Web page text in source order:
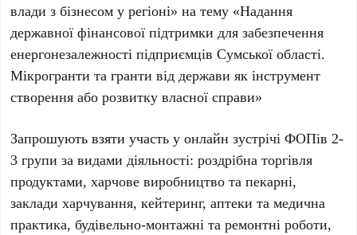
влади з бізнесом у регіоні» на тему «Надання
державної фінансової підтримки для забезпечення
енергонезалежності підприємців Сумської області.
Мікрогранти та гранти від держави як інструмент
створення або розвитку власної справи»
Запрошують взяти участь у онлайн зустрічі ФОПів 2-
3 групи за видами діяльності: роздрібна торгівля
продуктами, харчове виробництво та пекарні,
заклади харчування, кейтеринг, аптеки та медична
практика, будівельно-монтажні та ремонтні роботи,